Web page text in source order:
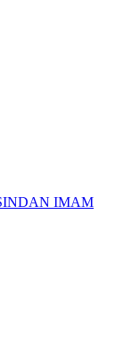
IMAM